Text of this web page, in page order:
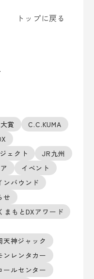
トップに戻る
賞
C.C.KUMA
ェクト
JR九州
イベント
ンバウンド
せ
まもとDXアワード
神ジャック
ンレンタカー
ールセンター